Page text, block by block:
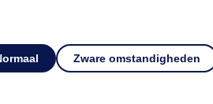
Zware omstandigheden